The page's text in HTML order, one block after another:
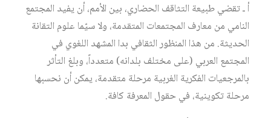
أ ـ تقضي طبيعة التثاقف الحضاري، بين الأمم، أن يفيد المجتمع
النامي من معارف المجتمعات المتقدمة، ولا سيّما علوم التقانة
الحديثة. من هذا المنظور الثقافي بدا المشهد اللغوي في
المجتمع العربي (على مختلف بلدانه) متعدداً، وبلغ التأثر
بالمرجعيات الفكرية الغربية مرحلة متقدمة، يمكن أن نحسبها
مرحلة تكوينية، في حقول المعرفة كافة.